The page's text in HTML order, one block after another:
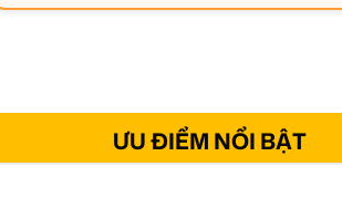
ƯU ĐIỂM NỔI BẬT